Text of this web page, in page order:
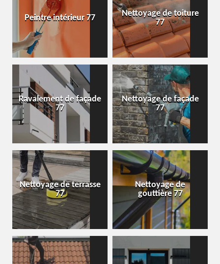
Peintre intérieur 77
Nettoyage de toiture
77
Ravalement de façade
77
Nettoyage de façade
77
Nettoyage de terrasse
77
Nettoyage de
gouttière 77